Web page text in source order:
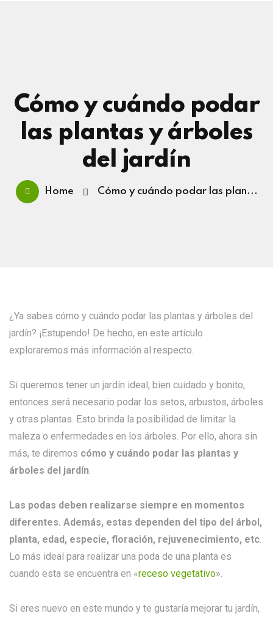
Cómo y cuándo podar
las plantas y árboles
del jardín
Home Cómo y cuándo podar las plan...
¿Ya sabes cómo y cuándo podar las plantas y árboles del
jardín? ¡Estupendo! De hecho, en este artículo
exploraremos más información al respecto.
Si queremos tener un jardín ideal, bien cuidado y bonito,
entonces será necesario podar los setos, arbustos, árboles
y otras plantas. Esto brinda la posibilidad de limitar la
maleza o enfermedades en los árboles. Por ello, ahora sin
más, te diremos cómo y cuándo podar las plantas y
árboles del jardín.
Las podas deben realizarse siempre en momentos
diferentes. Además, estas dependen del tipo del árbol,
planta, edad, especie, floración, rejuvenecimiento, etc.
Lo más ideal para realizar una poda de una planta es
cuando esta se encuentra en «receso vegetativo».
Si eres nuevo en este mundo y te gustaría mejorar tu jardín,